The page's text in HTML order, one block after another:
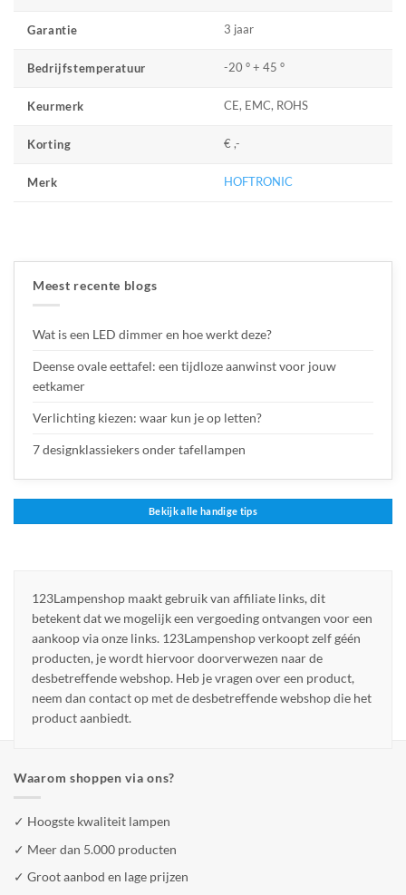
Garantie 3 jaar
Bedrijfstemperatuur -20 ° + 45 °
Keurmerk CE, EMC, ROHS
Korting € ,-
Merk HOFTRONIC
Meest recente blogs
Wat is een LED dimmer en hoe werkt deze?
Deense ovale eettafel: een tijdloze aanwinst voor jouw
eetkamer
Verlichting kiezen: waar kun je op letten?
7 designklassiekers onder tafellampen
Bekijk alle handige tips
123Lampenshop maakt gebruik van affiliate links, dit
betekent dat we mogelijk een vergoeding ontvangen voor een
aankoop via onze links. 123Lampenshop verkoopt zelf géén
producten, je wordt hiervoor doorverwezen naar de
desbetreffende webshop. Heb je vragen over een product,
neem dan contact op met de desbetreffende webshop die het
product aanbiedt.
Waarom shoppen via ons?
✓ Hoogste kwaliteit lampen
✓ Meer dan 5.000 producten
✓ Groot aanbod en lage prijzen